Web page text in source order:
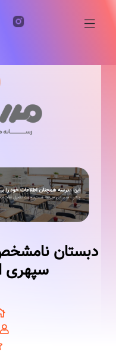
Next
دبستان
سپهری